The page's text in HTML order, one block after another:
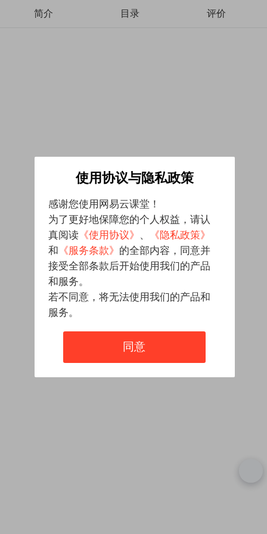
简介 目录 评价
使用协议与隐私政策
感谢您使用网易云课堂！
为了更好地保障您的个人权益，请认
真阅读 《使用协议》 、
《隐私政策》
和 《服务条款》 的全部内容，同意并
接受全部条款后开始使用我们的产品
和服务。
若不同意，将无法使用我们的产品和
服务。
同意